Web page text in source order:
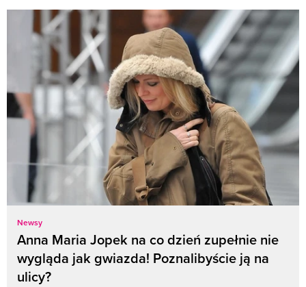
Newsy
Anna Maria Jopek na co dzień zupełnie nie
wygląda jak gwiazda! Poznalibyście ją na
ulicy?